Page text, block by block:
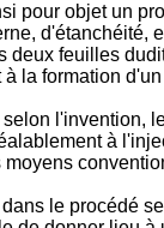
pour objet un
d'étanchéité,
deux feuilles
la formation
l'invention,
à
le procédé